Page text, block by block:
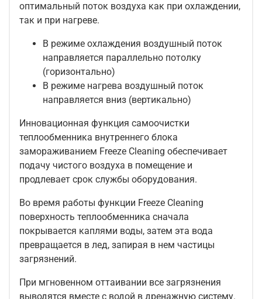
оптимальный поток воздуха как при охлаждении,
так и при нагреве.
В режиме охлаждения воздушный поток
направляется параллельно потолку
(горизонтально)
В режиме нагрева воздушный поток
направляется вниз (вертикально)
Инновационная функция самоочистки
теплообменника внутреннего блока
замораживанием Freeze Cleaning обеспечивает
подачу чистого воздуха в помещение и
продлевает срок службы оборудования.
Во время работы функции Freeze Cleaning
поверхность теплообменника сначала
покрывается каплями воды, затем эта вода
превращается в лед, запирая в нем частицы
загрязнений.
При мгновенном оттаивании все загрязнения
выводятся вместе с водой в дренажную систему.